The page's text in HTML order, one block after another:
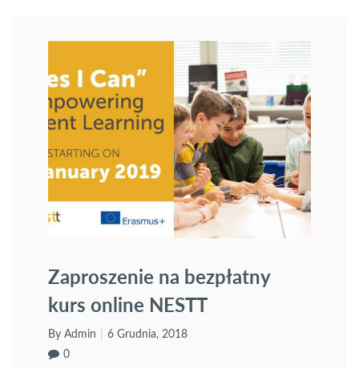
Zaproszenie na bezpłatny
kurs online NESTT
By Admin
6 Grudnia, 2018
0